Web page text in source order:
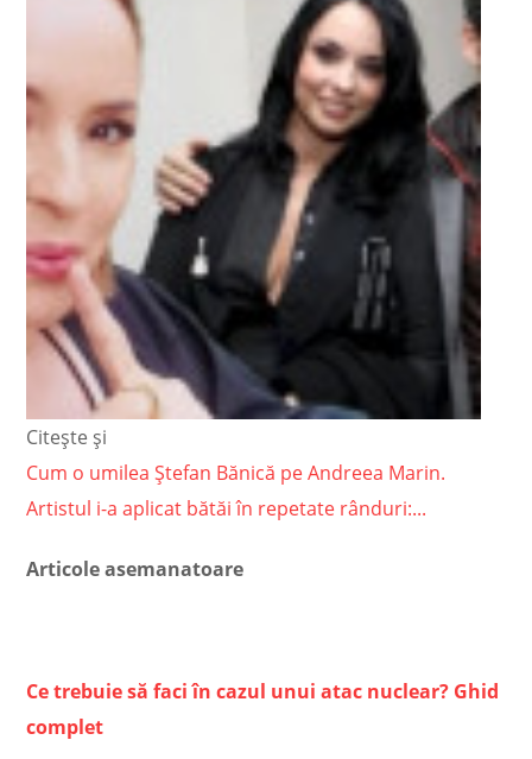
Citește și
Cum o umilea Ștefan Bănică pe Andreea Marin.
Artistul i-a aplicat bătăi în repetate rânduri:...
Articole asemanatoare
Ce trebuie să faci în cazul unui atac nuclear? Ghid
complet